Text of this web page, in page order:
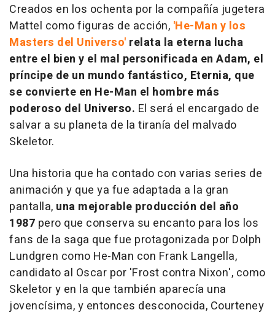
Creados en los ochenta por la compañía jugetera
Mattel como figuras de acción, 'He-Man y los
Masters del Universo' relata la eterna lucha
entre el bien y el mal personificada en Adam, el
príncipe de un mundo fantástico, Eternia, que
se convierte en He-Man el hombre más
poderoso del Universo. El será el encargado de
salvar a su planeta de la tiranía del malvado
Skeletor.
Una historia que ha contado con varias series de
animación y que ya fue adaptada a la gran
pantalla, una mejorable producción del año
1987 pero que conserva su encanto para los los
fans de la saga que fue protagonizada por Dolph
Lundgren como He-Man con Frank Langella,
candidato al Oscar por 'Frost contra Nixon', como
Skeletor y en la que también aparecía una
jovencísima, y entonces desconocida, Courteney